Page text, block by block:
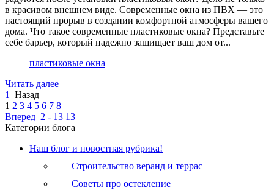
в красивом внешнем виде. Современные окна из ПВХ — это
настоящий прорыв в создании комфортной атмосферы вашего
дома. Что такое современные пластиковые окна? Представьте
себе барьер, который надежно защищает ваш дом от...
пластиковые окна
Читать далее
1 Назад
1 2 3 4 5 6 7 8
Вперед 2 - 13 13
Категории блога
Наш блог и новостная рубрика!
Строительство веранд и террас
Советы про остекление